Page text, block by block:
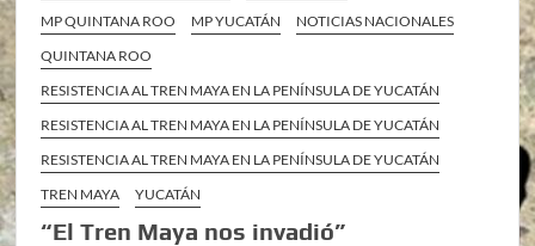
MP QUINTANA ROO
MP YUCATÁN
NOTICIAS NACIONALES
QUINTANA ROO
RESISTENCIA AL TREN MAYA EN LA PENÍNSULA DE YUCATÁN
RESISTENCIA AL TREN MAYA EN LA PENÍNSULA DE YUCATÁN
RESISTENCIA AL TREN MAYA EN LA PENÍNSULA DE YUCATÁN
TREN MAYA
YUCATÁN
“El Tren Maya nos invadió”